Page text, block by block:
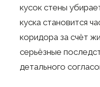
кусок стены
куска становится
коридора за счёт
серьёзные
детального